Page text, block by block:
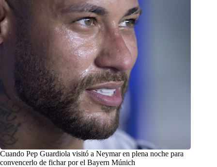
Cuando Pep Guardiola visitó a Neymar en plena noche para
convencerlo de fichar por el Bayern Múnich